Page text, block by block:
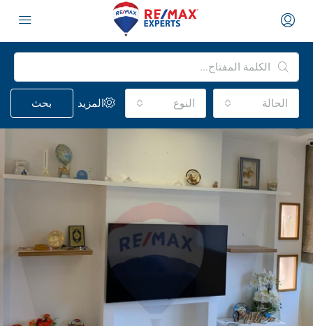
الحالة النوع المزيد بحث